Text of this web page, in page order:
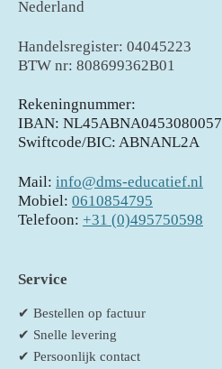
Nederland
Handelsregister: 04045223
BTW nr: 808699362B01
Rekeningnummer:
IBAN: NL45ABNA0453080057
Swiftcode/BIC: ABNANL2A
Mail: info@dms-educatief.nl
Mobiel: 0610854795
Telefoon: +31 (0)495750598
Service
✔ Bestellen op factuur
✔ Snelle levering
✔ Persoonlijk contact